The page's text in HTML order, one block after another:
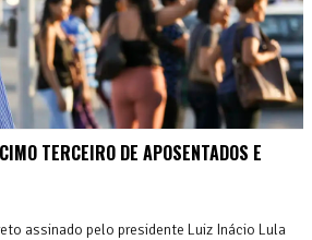
TERCEIRO DE APOSENTADOS E
assinado pelo presidente Luiz Inácio Lula